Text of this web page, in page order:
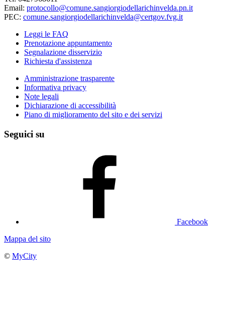
Email: protocollo@comune.sangiorgiodellarichinvelda.pn.it
PEC: comune.sangiorgiodellarichinvelda@certgov.fvg.it
Leggi le FAQ
Prenotazione appuntamento
Segnalazione disservizio
Richiesta d'assistenza
Amministrazione trasparente
Informativa privacy
Note legali
Dichiarazione di accessibilità
Piano di miglioramento del sito e dei servizi
Seguici su
Facebook
Mappa del sito
© MyCity